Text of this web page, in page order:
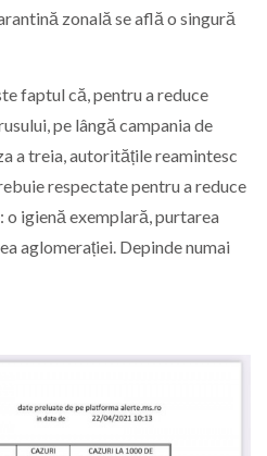
zonală se află o singură
faptul că, pentru a reduce
pe lângă campania de
a treia, autoritățile reamintesc
respectate pentru a reduce
o igienă exemplară, purtarea
aglomerației. Depinde numai